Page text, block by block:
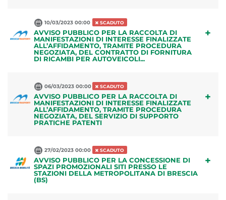
10/03/2023 00:00 SCADUTO
AVVISO PUBBLICO PER LA RACCOLTA DI
MANIFESTAZIONI DI INTERESSE FINALIZZATE
ALL’AFFIDAMENTO, TRAMITE PROCEDURA
NEGOZIATA, DEL CONTRATTO DI FORNITURA
DI RICAMBI PER AUTOVEICOLI...
+
06/03/2023 00:00 SCADUTO
AVVISO PUBBLICO PER LA RACCOLTA DI
MANIFESTAZIONI DI INTERESSE FINALIZZATE
ALL’AFFIDAMENTO, TRAMITE PROCEDURA
NEGOZIATA, DEL SERVIZIO DI SUPPORTO
PRATICHE PATENTI
+
27/02/2023 00:00 SCADUTO
AVVISO PUBBLICO PER LA CONCESSIONE DI
SPAZI PROMOZIONALI SITI PRESSO LE
STAZIONI DELLA METROPOLITANA DI BRESCIA
(BS)
+